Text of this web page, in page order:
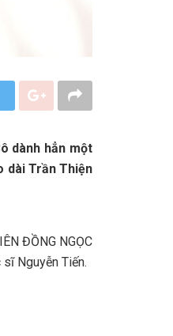
dành hẳn một
dài Trần Thiện
ĐỒNG NGỌC
Nguyễn Tiến.